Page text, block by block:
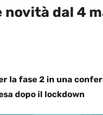
dal 4
la fase 2 in una
dopo il lockdown